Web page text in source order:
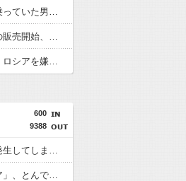
【鹿児島】突然右折し路面電車と衝突 乗っていた男女3人は車を放置しダッシュで逃走中
ジャングリア沖縄「ロイヤルチケット」の販売開始、大人29,700円にｗｗｗｗｗｗｗｗｗ
【悲報】ロシア報道官「広島市長は毎年、ロシアを嫌悪する『偽りの呪文』を繰り返し、日本人をゾンビ化させている」と主張
600
9388
【悲報】熊本の被災地、『異常事態』が発生してしまう！！！！！！！！
【物議】沖縄の大型パーク「ジャングリア」、とんでもない物を投入してしまう！！！！！